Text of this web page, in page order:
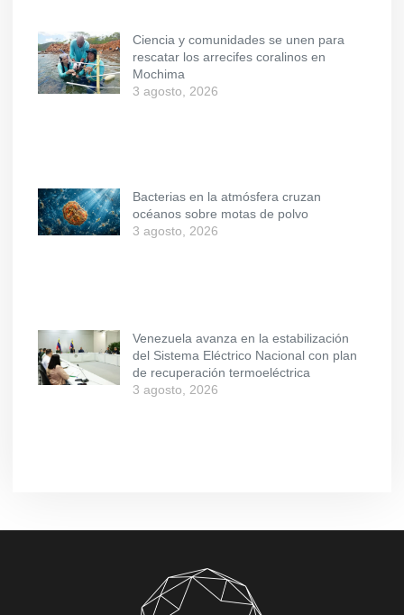
Ciencia y comunidades se unen para
rescatar los arrecifes coralinos en
Mochima
3 agosto, 2026
Bacterias en la atmósfera cruzan
océanos sobre motas de polvo
3 agosto, 2026
Venezuela avanza en la estabilización
del Sistema Eléctrico Nacional con plan
de recuperación termoeléctrica
3 agosto, 2026